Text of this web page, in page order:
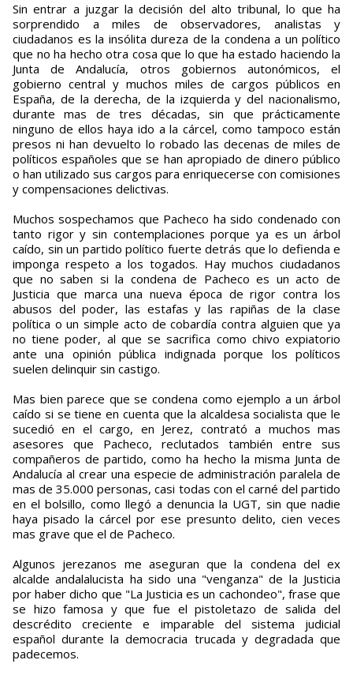
Sin entrar a juzgar la decisión del alto tribunal, lo que ha
sorprendido a miles de observadores, analistas y
ciudadanos es la insólita dureza de la condena a un político
que no ha hecho otra cosa que lo que ha estado haciendo la
Junta de Andalucía, otros gobiernos autonómicos, el
gobierno central y muchos miles de cargos públicos en
España, de la derecha, de la izquierda y del nacionalismo,
durante mas de tres décadas, sin que prácticamente
ninguno de ellos haya ido a la cárcel, como tampoco están
presos ni han devuelto lo robado las decenas de miles de
políticos españoles que se han apropiado de dinero público
o han utilizado sus cargos para enriquecerse con comisiones
y compensaciones delictivas.
Muchos sospechamos que Pacheco ha sido condenado con
tanto rigor y sin contemplaciones porque ya es un árbol
caído, sin un partido político fuerte detrás que lo defienda e
imponga respeto a los togados. Hay muchos ciudadanos
que no saben si la condena de Pacheco es un acto de
Justicia que marca una nueva época de rigor contra los
abusos del poder, las estafas y las rapiñas de la clase
política o un simple acto de cobardía contra alguien que ya
no tiene poder, al que se sacrifica como chivo expiatorio
ante una opinión pública indignada porque los políticos
suelen delinquir sin castigo.
Mas bien parece que se condena como ejemplo a un árbol
caído si se tiene en cuenta que la alcaldesa socialista que le
sucedió en el cargo, en Jerez, contrató a muchos mas
asesores que Pacheco, reclutados también entre sus
compañeros de partido, como ha hecho la misma Junta de
Andalucía al crear una especie de administración paralela de
mas de 35.000 personas, casi todas con el carné del partido
en el bolsillo, como llegó a denuncia la UGT, sin que nadie
haya pisado la cárcel por ese presunto delito, cien veces
mas grave que el de Pacheco.
Algunos jerezanos me aseguran que la condena del ex
alcalde andalalucista ha sido una "venganza" de la Justicia
por haber dicho que "La Justicia es un cachondeo", frase que
se hizo famosa y que fue el pistoletazo de salida del
descrédito creciente e imparable del sistema judicial
español durante la democracia trucada y degradada que
padecemos.